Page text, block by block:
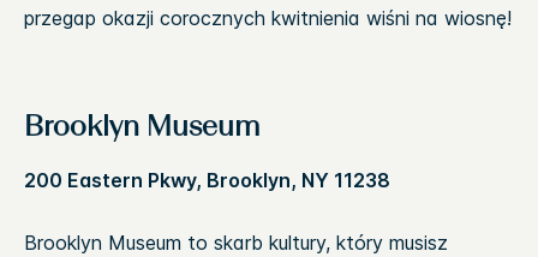
przegap okazji corocznych kwitnienia wiśni na wiosnę!
Brooklyn Museum
200 Eastern Pkwy, Brooklyn, NY 11238
Brooklyn Museum to skarb kultury, który musisz